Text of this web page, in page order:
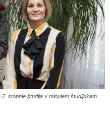
stopnje študija v minulem študijskem